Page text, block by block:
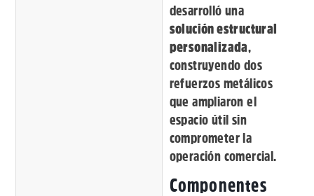
desarrolló una
solución estructural
personalizada,
construyendo dos
refuerzos metálicos
que ampliaron el
espacio útil sin
comprometer la
operación comercial.
Componentes